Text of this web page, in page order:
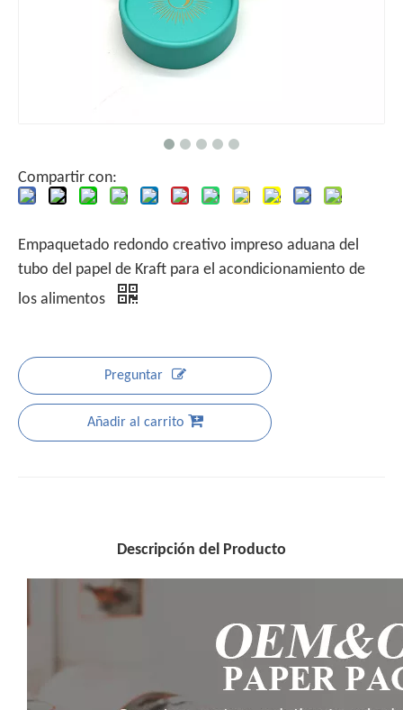
Compartir con:
Empaquetado redondo creativo impreso aduana del
tubo del papel de Kraft para el acondicionamiento de
los alimentos
Preguntar
Añadir al carrito
Descripción del Producto